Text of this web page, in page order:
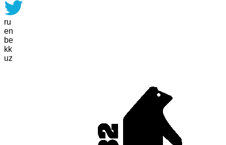
ru
en
be
kk
uz